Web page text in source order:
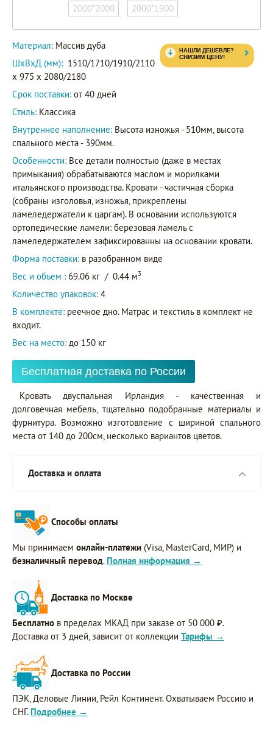
2000*2000
2000*1900
Материал: Массив дуба
ШxВxД (мм): 1510/1710/1910/2110
x 975 x 2080/2180
Срок поставки: от 40 дней
Стиль: Классика
Внутреннее наполнение: Высота изножья - 510мм, высота
спального места - 390мм.
Особенности: Все детали полностью (даже в местах
примыкания) обрабатываются маслом и морилками
итальянского производства. Кровати - частичная сборка
(собраны изголовья, изножья, прикреплены
ламеледержатели к царгам). В основании используются
ортопедические ламели: березовая ламель с
ламеледержателем зафиксированны на основании кровати.
Форма поставки: в разобранном виде
Вес и объем : 69.06 кг / 0.44 м3
Количество упаковок: 4
В комплекте: реечное дно. Матрас и текстиль в комплект не
входит.
Вес на место: до 150 кг
Бесплатная доставка по России
Кровать двуспальная Ирландия - качественная и
долговечная мебель, тщательно подобранные материалы и
фурнитура. Возможно изготовление с шириной спального
места от 140 до 200см, несколько вариантов цветов.
Доставка и оплата
Способы оплаты
Мы принимаем онлайн-платежи (Visa, MasterCard, МИР) и
безналичный перевод. Полная информация →
Доставка по Москве
Бесплатно в пределах МКАД при заказе от 50 000 ₽.
Доставка от 3 дней, зависит от коллекции Тарифы →
Доставка по России
ПЭК, Деловые Линии, Рейл Континент. Охватываем Россию и
СНГ. Подробнее →